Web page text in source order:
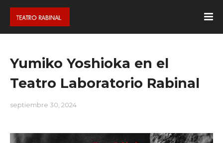
Yumiko Yoshioka en el
Teatro Laboratorio Rabinal
septiembre 30, 2024